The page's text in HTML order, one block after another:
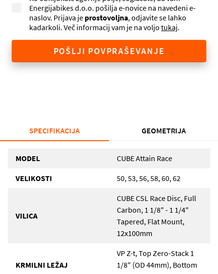
Energijabikes d.o.o. pošilja e-novice na navedeni e-
naslov. Prijava je prostovoljna, odjavite se lahko
kadarkoli. Več informacij vam je na voljo tukaj.
POŠLJI POVPRAŠEVANJE
SPECIFIKACIJA GEOMETRIJA
MODEL CUBE Attain Race
VELIKOSTI 50, 53, 56, 58, 60, 62
VILICA
CUBE CSL Race Disc, Full
Carbon, 1 1/8" - 1 1/4"
Tapered, Flat Mount,
12x100mm
KRMILNI LEŽAJ
VP Z-t, Top Zero-Stack 1
1/8" (OD 44mm), Bottom